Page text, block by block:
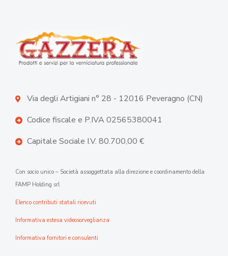
Via degli Artigiani n° 28 - 12016 Peveragno (CN)
Codice fiscale e P.IVA 02565380041
Capitale Sociale I.V. 80.700,00 €
Con socio unico – Società assoggettata alla direzione e coordinamento della
FAMP Holding srl
Elenco contributi statali ricevuti
Informativa estesa videosorveglianza
Informativa fornitori e consulenti